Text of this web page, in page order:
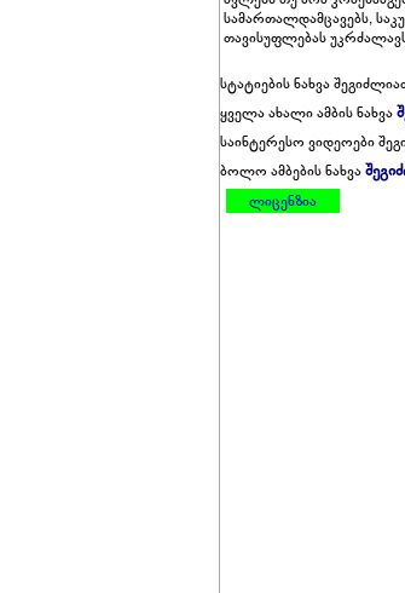
სამართალდამცავებს,
თავისუფლებას
სტატიების ნახვა
ყველა ახალი ამბის ნახვა
საინტერესო ვიდეოები
ბოლო ამბების ნახვა
ლიცენზია